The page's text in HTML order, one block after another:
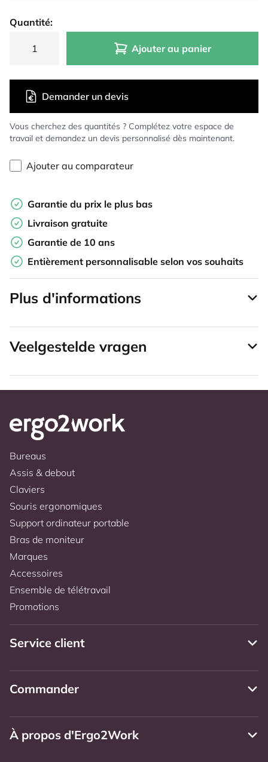
Quantité:
Ajouter au panier
Vous cherchez des quantités ? Complétez votre espace de
travail et demandez un devis personnalisé dès maintenant.
Demander un devis
Ajouter au comparateur
Garantie du prix le plus bas
Livraison gratuite
Garantie de 10 ans
Entièrement personnalisable selon vos souhaits
Plus d'informations
Veelgestelde vragen
Bureaus
Assis & debout
Claviers
Souris ergonomiques
Support ordinateur portable
Bras de moniteur
Marques
Accessoires
Ensemble de télétravail
Promotions
Service client
Commander
À propos d'Ergo2Work